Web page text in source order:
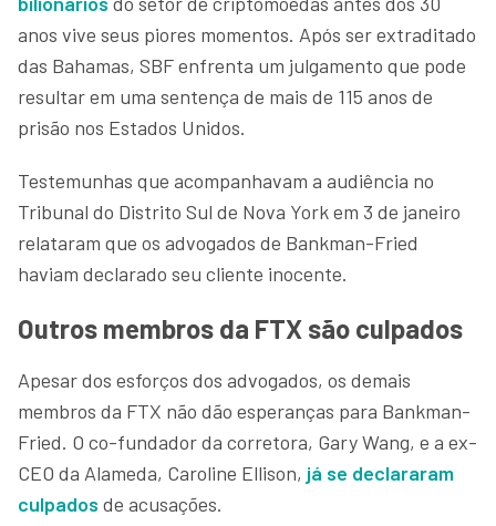
anos vive seus piores momentos. Após ser extraditado
das Bahamas, SBF enfrenta um julgamento que pode
resultar em uma sentença de mais de 115 anos de
prisão nos Estados Unidos.
Testemunhas que acompanhavam a audiência no
Tribunal do Distrito Sul de Nova York em 3 de janeiro
relataram que os advogados de Bankman-Fried
haviam declarado seu cliente inocente.
Outros membros da FTX são culpados
Apesar dos esforços dos advogados, os demais
membros da FTX não dão esperanças para Bankman-
Fried. O co-fundador da corretora, Gary Wang, e a ex-
CEO da Alameda, Caroline Ellison, já se declararam
culpados de acusações.